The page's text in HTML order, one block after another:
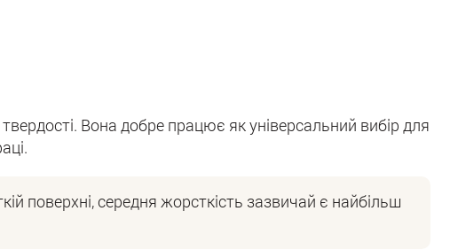
Вона добре працює як універсальний вибір для
поверхні, середня жорсткість зазвичай є найбільш